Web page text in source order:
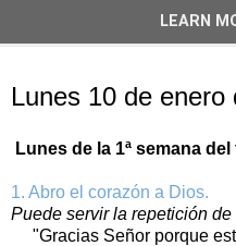
Lunes 10 de enero
Lunes de la 1ª semana
1. Abro el corazón a Dios.
Puede servir la repetición
"Gracias Señor porque
LEARN